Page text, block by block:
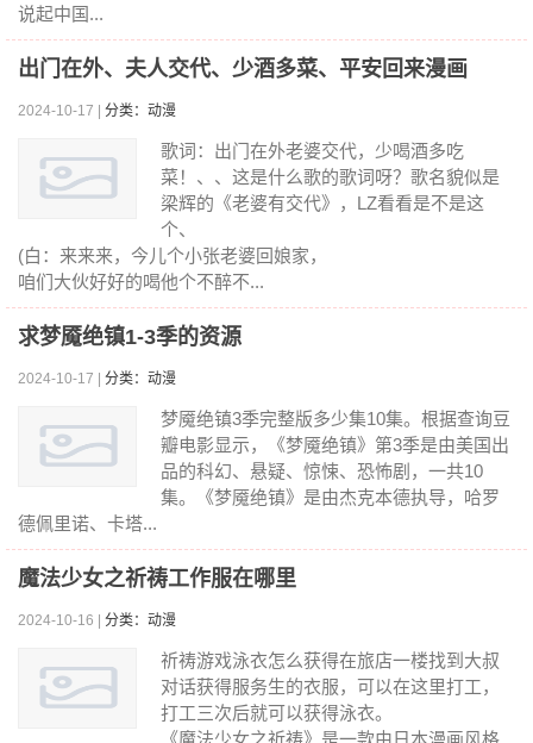
说起中国...
出门在外、夫人交代、少酒多菜、平安回来漫画
2024-10-17 | 分类：动漫
歌词：出门在外老婆交代，少喝酒多吃
菜！、、这是什么歌的歌词呀？歌名貌似是
梁辉的《老婆有交代》，LZ看看是不是这
个、
(白：来来来，今儿个小张老婆回娘家，
咱们大伙好好的喝他个不醉不...
求梦魇绝镇1-3季的资源
2024-10-17 | 分类：动漫
梦魇绝镇3季完整版多少集10集。根据查询豆
瓣电影显示，《梦魇绝镇》第3季是由美国出
品的科幻、悬疑、惊悚、恐怖剧，一共10
集。《梦魇绝镇》是由杰克本德执导，哈罗
德佩里诺、卡塔...
魔法少女之祈祷工作服在哪里
2024-10-16 | 分类：动漫
祈祷游戏泳衣怎么获得在旅店一楼找到大叔
对话获得服务生的衣服，可以在这里打工，
打工三次后就可以获得泳衣。
《魔法少女之祈祷》是一款由日本漫画风格